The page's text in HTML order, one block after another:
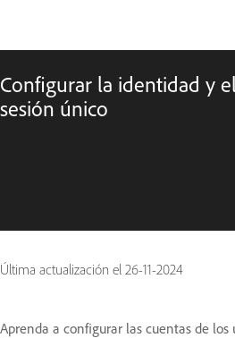
Configurar la identidad y
sesión único
Última actualización el 26-11-2024
Aprenda a configurar las cuentas de